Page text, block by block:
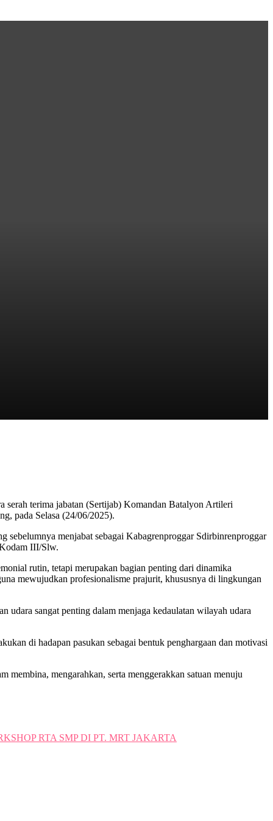
terima jabatan (Sertijab) Komandan Batalyon Artileri
pada Selasa (24/06/2025).
menjabat sebagai Kabagrenproggar Sdirbinrenproggar
III/Slw.
rutin, tetapi merupakan bagian penting dari dinamika
mewujudkan profesionalisme prajurit, khususnya di lingkungan
sangat penting dalam menjaga kedaulatan wilayah udara
di hadapan pasukan sebagai bentuk penghargaan dan motivasi
membina, mengarahkan, serta menggerakkan satuan menuju
RTA SMP DI PT. MRT JAKARTA